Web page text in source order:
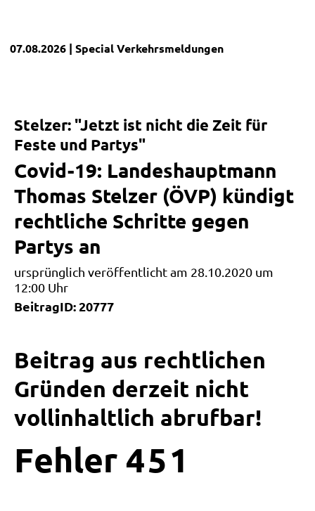
07.08.2026 | SpecialVerkehrsmeldungen
Stelzer: "Jetzt ist nicht die Zeit für
Feste und Partys"
Covid-19: Landeshauptmann
Thomas Stelzer (ÖVP) kündigt
rechtliche Schritte gegen
Partys an
ursprünglich veröffentlicht am 28.10.2020 um
12:00 Uhr
BeitragID: 20777
Beitrag aus rechtlichen
Gründen derzeit nicht
vollinhaltlich abrufbar!
Fehler 4 5 1